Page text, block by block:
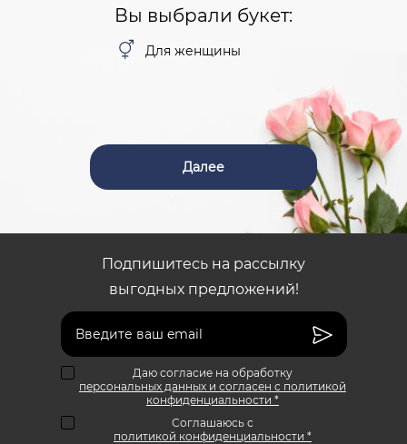
Вы выбрали букет:
Для женщины
Далее
Подпишитесь на рассылку
выгодных предложений!
Даю согласие на обработку
персональных данных и согласен с политикой
конфиденциальности *
Соглашаюсь с
политикой конфиденциальности *